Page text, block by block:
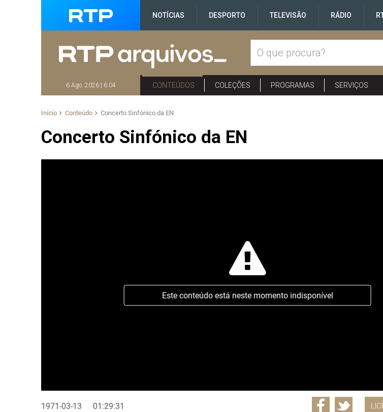
NOTÍCIAS DESPORTO TELEVISÃO RÁDIO
6 Ago. 2026 | 6:04 CONTEÚDOS COLEÇÕES PROGRAMAS SERVIÇOS
Início Conteúdo Concerto Sinfónico da EN
Concerto Sinfónico da EN
Este conteúdo está neste momento indisponível
1971-03-13 01:29:31